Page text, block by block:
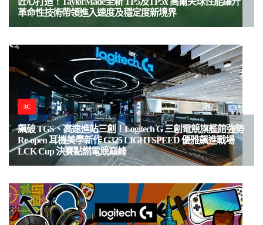
革命性技術帶領進入速度及穩定度新境界
3C
飆破 TGS、高速進站三創！Logitech G 三創電競旗艦館強勢
Re-open 耳機美學新作 G325 LIGHTSPEED 優雅飆進戰場
LCK Cup 決賽點燃電競巔峰